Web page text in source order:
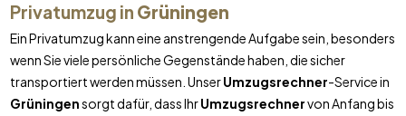
Privatumzug in Grüningen
Ein Privatumzug kann eine anstrengende Aufgabe sein, besonders
wenn Sie viele persönliche Gegenstände haben, die sicher
transportiert werden müssen. UnserUmzugsrechner-Service in
Grüningensorgt dafür, dass IhrUmzugsrechnervon Anfang bis